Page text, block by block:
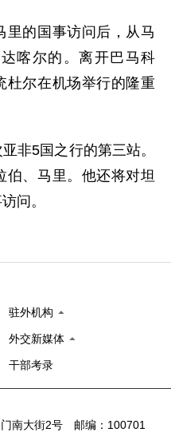
的国事访问后，从马
喀尔的。离开巴马科
杜尔在机场举行的隆重
5国之行的第三站。
伯、马里。他还将对坦
问。
驻外机构
外交新媒体
干部考录
南大街2号 邮编：100701